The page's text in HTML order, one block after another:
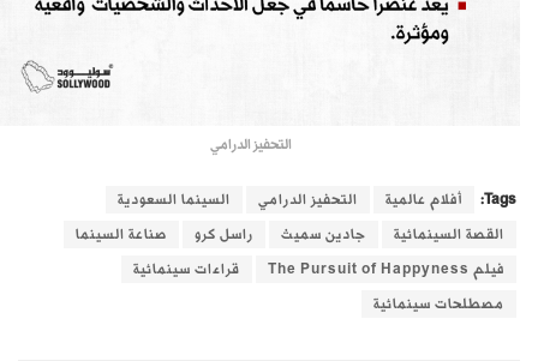
التحفيز الدرامي
Tags: أفلام عالمية التحفيز الدرامي السينما السعودية
القصة السينمائية جادين سميث راسل كرو صناعة السينما
فيلم The Pursuit of Happyness قراءات سينمائية
مصطلحات سينمائية